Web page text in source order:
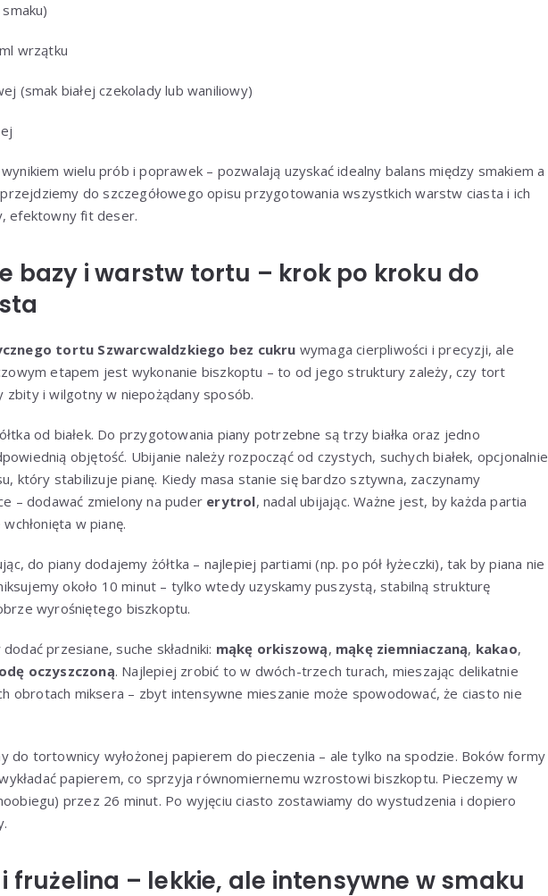
wrzątku
(smak białej czekolady lub waniliowy)
wielu prób i poprawek – pozwalają uzyskać idealny balans między smakiem a
do szczegółowego opisu przygotowania wszystkich warstw ciasta i ich
efektowny fit deser.
bazy i warstw tortu – krok po kroku do
tortu Szwarcwaldzkiego bez cukru wymaga cierpliwości i precyzji, ale
etapem jest wykonanie biszkoptu – to od jego struktury zależy, czy tort
zbity i wilgotny w niepożądany sposób.
od białek. Do przygotowania piany potrzebne są trzy białka oraz jedno
objętość. Ubijanie należy rozpocząć od czystych, suchych białek, opcjonalnie
który stabilizuje pianę. Kiedy masa stanie się bardzo sztywna, zaczynamy
– dodawać zmielony na puder erytrol, nadal ubijając. Ważne jest, by każda partia
w pianę.
do piany dodajemy żółtka – najlepiej partiami (np. po pół łyżeczki), tak by piana nie
około 10 minut – tylko wtedy uzyskamy puszystą, stabilną strukturę
wyrośniętego biszkoptu.
przesiane, suche składniki: mąkę orkiszową, mąkę ziemniaczaną, kakao,
oczyszczoną. Najlepiej zrobić to w dwóch-trzech turach, mieszając delikatnie
obrotach miksera – zbyt intensywne mieszanie może spowodować, że ciasto nie
do tortownicy wyłożonej papierem do pieczenia – ale tylko na spodzie. Boków formy
papierem, co sprzyja równomiernemu wzrostowi biszkoptu. Pieczemy w
przez 26 minut. Po wyjęciu ciasto zostawiamy do wystudzenia i dopiero
frużelina – lekkie, ale intensywne w smaku